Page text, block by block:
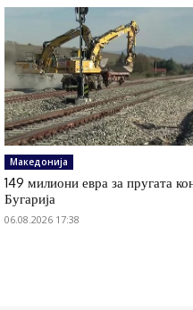
Македонија
149 милиони евра за пругата
Бугарија
06.08.2026 17:38